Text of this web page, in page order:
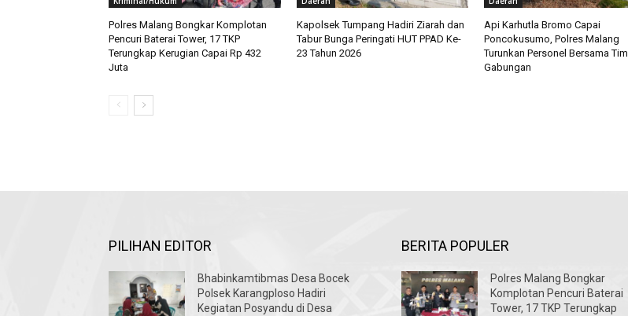
Polres Malang Bongkar Komplotan
Pencuri Baterai Tower, 17 TKP
Terungkap Kerugian Capai Rp 432
Juta
Kapolsek Tumpang Hadiri Ziarah dan
Tabur Bunga Peringati HUT PPAD Ke-
23 Tahun 2026
Api Karhutla Bromo Capai
Poncokusumo, Polres Malang
Turunkan Personel Bersama Tim
Gabungan
PILIHAN EDITOR
Bhabinkamtibmas Desa Bocek
Polsek Karangploso Hadiri
Kegiatan Posyandu di Desa
BERITA POPULER
Polres Malang Bongkar
Komplotan Pencuri Baterai
Tower, 17 TKP Terungkap